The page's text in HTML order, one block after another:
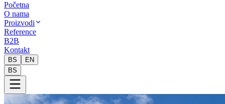
Početna
O nama
Proizvodi
Reference
B2B
Kontakt
BS
EN
BS